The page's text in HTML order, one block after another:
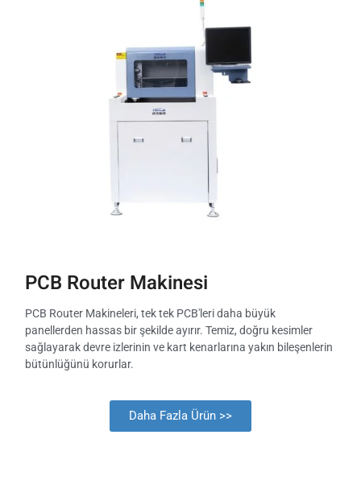
PCB Router Makinesi
PCB Router Makineleri, tek tek PCB'leri daha büyük
panellerden hassas bir şekilde ayırır. Temiz, doğru kesimler
sağlayarak devre izlerinin ve kart kenarlarına yakın bileşenlerin
bütünlüğünü korurlar.
Daha Fazla Ürün >>